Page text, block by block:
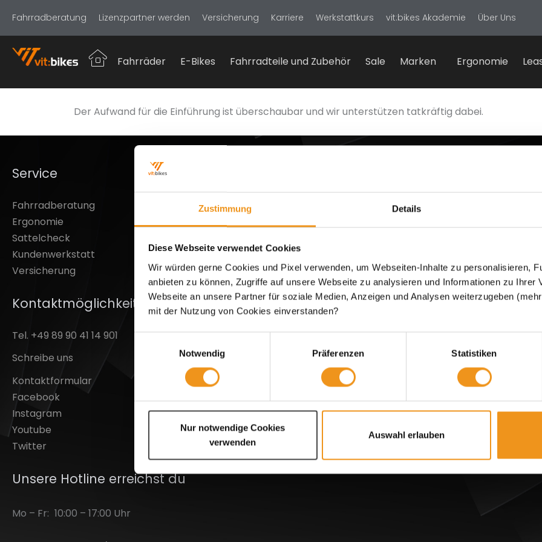
Zustimmung Details
Diese Webseite verwendet Cookies
Wir würden gerne Cookies und Pixel verwenden, um Webseiten-Inhalte zu personalisieren,
anbieten zu können, Zugriffe auf unsere Webseite zu analysieren und Informationen zu Ihrer
Webseite an unsere Partner für soziale Medien, Anzeigen und Analysen weiterzugeben
mit der Nutzung von Cookies einverstanden?
Notwendig
Präferenzen Statistiken
Nur notwendige Cookies
verwenden
Auswahl erlauben
Fahrradberatung Lizenzpartner werden Versicherung Karriere Werkstattkurs vit:bikes Akademie Über Uns
Fahrräder E-Bikes Fahrradteile und Zubehör Sale Marken Ergonomie
Der Aufwand für die Einführung ist überschaubar und wir unterstützen tatkräftig dabei.
Service
Fahrradberatung
Ergonomie
Sattelcheck
Kundenwerkstatt
Versicherung
Kontaktmöglichkeiten / Hotline
Tel. +49 89 90 41 14 901
Schreibe uns
Kontaktformular
Facebook
Instagram
Youtube
Twitter
Unsere Hotline erreichst du
Mo – Fr: 10:00 – 17:00 Uhr
Über Uns
Widerrufsrecht
Leasing
Lizenz
Datenschutz
Cookie Einstellungen
Barrierefreiheit
Versand